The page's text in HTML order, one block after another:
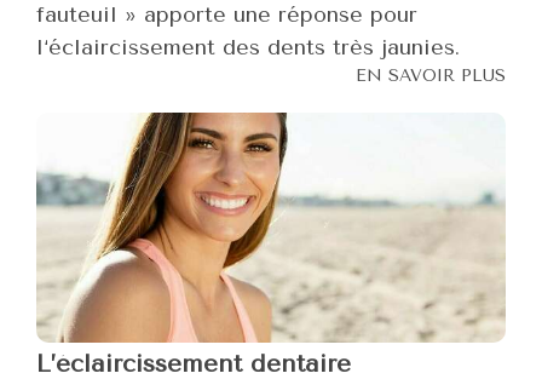
fauteuil » apporte une réponse pour
l‘éclaircissement des dents très jaunies.
EN SAVOIR PLUS
L’éclaircissement dentaire